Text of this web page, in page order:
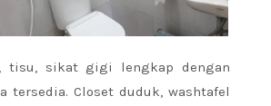
tisu, sikat gigi lengkap dengan
tersedia. Closet duduk, washtafel